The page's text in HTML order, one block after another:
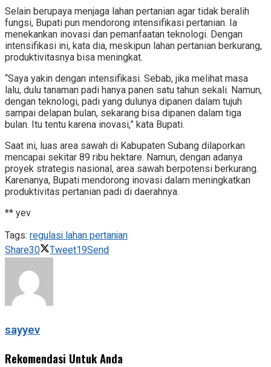
Selain berupaya menjaga lahan pertanian agar tidak beralih
fungsi, Bupati pun mendorong intensifikasi pertanian. Ia
menekankan inovasi dan pemanfaatan teknologi. Dengan
intensifikasi ini, kata dia, meskipun lahan pertanian berkurang,
produktivitasnya bisa meningkat.
“Saya yakin dengan intensifikasi. Sebab, jika melihat masa
lalu, dulu tanaman padi hanya panen satu tahun sekali. Namun,
dengan teknologi, padi yang dulunya dipanen dalam tujuh
sampai delapan bulan, sekarang bisa dipanen dalam tiga
bulan. Itu tentu karena inovasi,” kata Bupati.
Saat ini, luas area sawah di Kabupaten Subang dilaporkan
mencapai sekitar 89 ribu hektare. Namun, dengan adanya
proyek strategis nasional, area sawah berpotensi berkurang.
Karenanya, Bupati mendorong inovasi dalam meningkatkan
produktivitas pertanian padi di daerahnya.
** yev
Tags: regulasi lahan pertanian
Share30 Tweet19Send
sayyev
Rekomendasi Untuk Anda